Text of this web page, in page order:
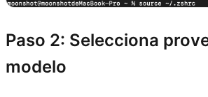
Paso 2: Selecciona
modelo